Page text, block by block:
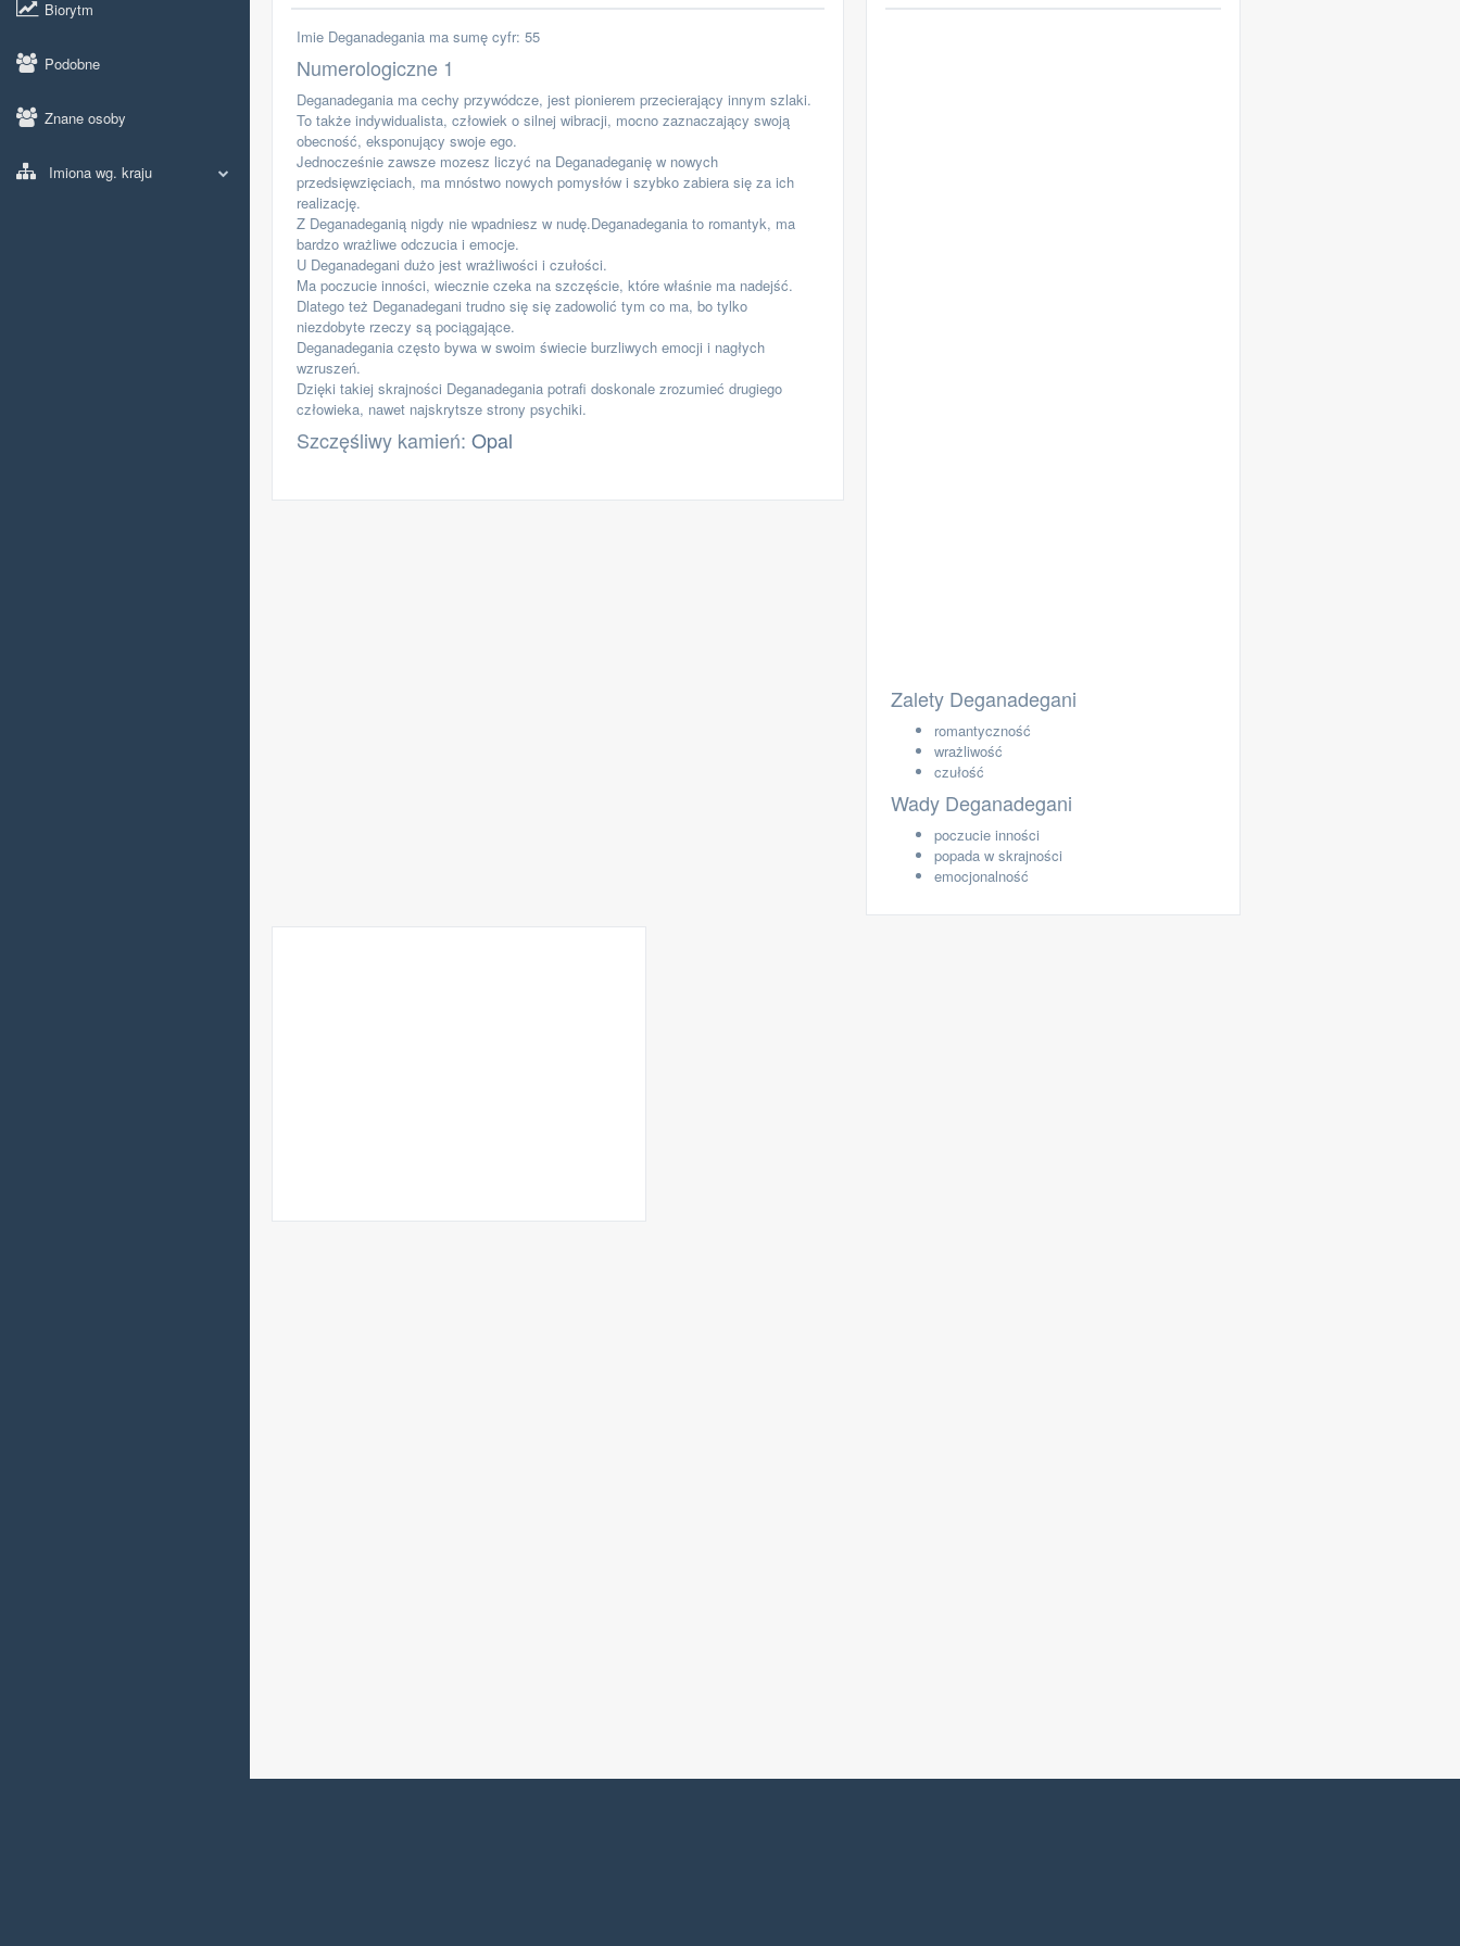
Biorytm
Podobne
Znane osoby
Imiona wg. kraju
Imie Deganadegania ma sumę cyfr: 55
Numerologiczne 1
Deganadegania ma cechy przywódcze, jest pionierem przecierający innym szlaki.
To także indywidualista, człowiek o silnej wibracji, mocno zaznaczający swoją
obecność, eksponujący swoje ego.
Jednocześnie zawsze mozesz liczyć na Deganadeganię w nowych
przedsięwzięciach, ma mnóstwo nowych pomysłów i szybko zabiera się za ich
realizację.
Z Deganadeganią nigdy nie wpadniesz w nudę.Deganadegania to romantyk, ma
bardzo wrażliwe odczucia i emocje.
U Deganadegani dużo jest wrażliwości i czułości.
Ma poczucie inności, wiecznie czeka na szczęście, które właśnie ma nadejść.
Dlatego też Deganadegani trudno się się zadowolić tym co ma, bo tylko
niezdobyte rzeczy są pociągające.
Deganadegania często bywa w swoim świecie burzliwych emocji i nagłych
wzruszeń.
Dzięki takiej skrajności Deganadegania potrafi doskonale zrozumieć drugiego
człowieka, nawet najskrytsze strony psychiki.
Szczęśliwy kamień: Opal
Zalety Deganadegani
romantyczność
wrażliwość
czułość
Wady Deganadegani
poczucie inności
popada w skrajności
emocjonalność